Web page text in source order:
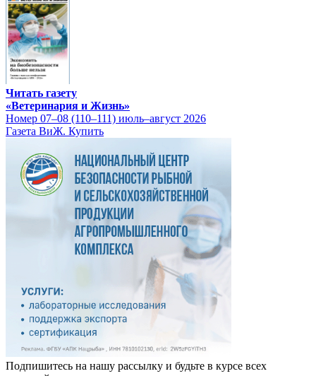
Читать газету
«Ветеринария и Жизнь»
Номер 07–08 (110–111) июль–август 2026
Газета ВиЖ. Купить
Подпишитесь на нашу рассылку и будьте в курсе всех